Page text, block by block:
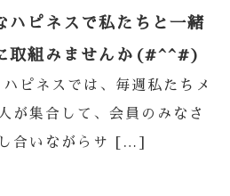
ハピネスで私たちと一緒
取組みませんか(#^^#)
ピネスでは、毎週私たちメ
が集合して、会員のみなさ
合いながらサ […]